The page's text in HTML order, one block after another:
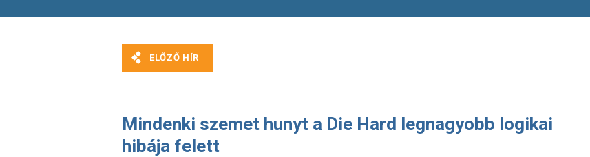
Mindenki szemet hunyt a Die Hard legnagyobb logikai
hibája felett